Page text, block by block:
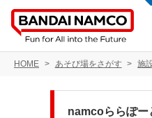
HOME あそび場をさがす 施
namcoららぽー